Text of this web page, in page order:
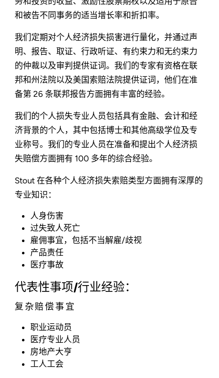
和被告不同事务的适当增长率和折扣率。
我们定期对个人经济损失损害进行量化，并通过声
明、报告、取证、行政听证、有约束力和无约束力
的仲裁以及审判提供证词。我们的专家有资格在联
邦和州法院以及美国索赔法院提供证词，他们在准
备第 26 条联邦报告方面拥有丰富的经验。
我们的个人损失专业人员包括具有金融、会计和经
济背景的个人，其中包括博士和其他高级学位及专
业称号。我们的专业人员在准备和提出个人经济损
失赔偿方面拥有 100 多年的综合经验。
Stout 在各种个人经济损失索赔类型方面拥有深厚的
专业知识：
人身伤害
过失致人死亡
雇佣事宜，包括不当解雇/歧视
产品责任
医疗事故
代表性事项/行业经验：
复杂赔偿事宜
职业运动员
医疗专业人员
房地产大亨
工人工会